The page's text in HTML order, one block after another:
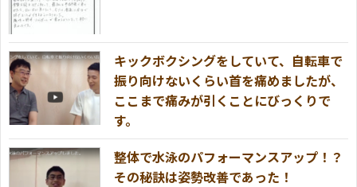
キックボクシングをしていて、自転車で
振り向けないくらい首を痛めましたが、
ここまで痛みが引くことにびっくりで
す。
整体で水泳のパフォーマンスアップ！？
その秘訣は姿勢改善であった！